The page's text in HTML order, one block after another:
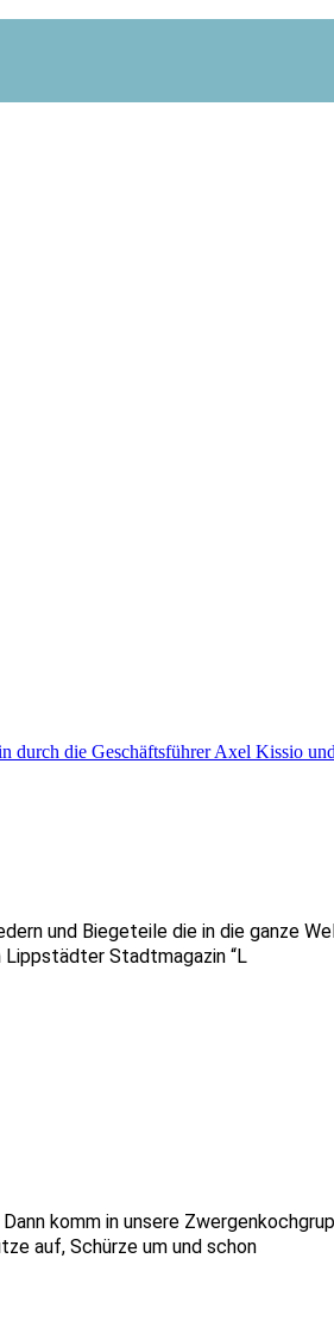
und Biegeteile die in die ganze
Lippstädter Stadtmagazin “L
komm in unsere
auf, Schürze um und schon